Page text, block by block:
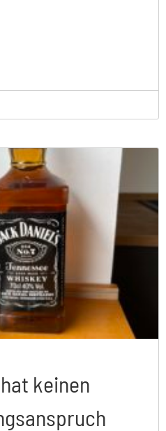
keinen